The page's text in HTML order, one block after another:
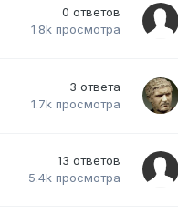
0 ответов
1.8k просмотра
3 ответа
1.7k просмотра
13 ответов
5.4k просмотра